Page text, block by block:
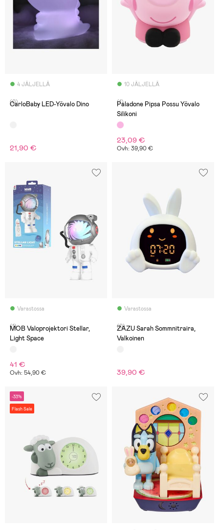
4 JÄLJELLÄ
(0)
CarloBaby LED-Yövalo Dino
21,90 €
10 JÄLJELLÄ
(1)
Paladone Pipsa Possu Yövalo
Silikoni
23,09 €
Ovh: 39,90 €
Varastossa
(1)
MOB Valoprojektori Stellar,
Light Space
41 €
Ovh: 54,90 €
Varastossa
(0)
ZAZU Sarah Sommnitraira,
Valkoinen
39,90 €
-33%
Flash Sale